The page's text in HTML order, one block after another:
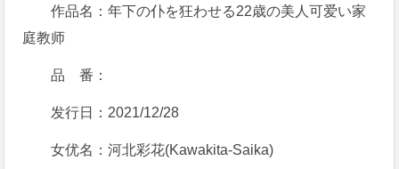
作品名：年下の仆を狂わせる22歳の美人可爱い家
庭教师
品 番：
发行日：2021/12/28
女优名：河北彩花(Kawakita-Saika)